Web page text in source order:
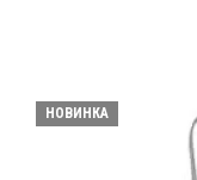
НОВИНКА